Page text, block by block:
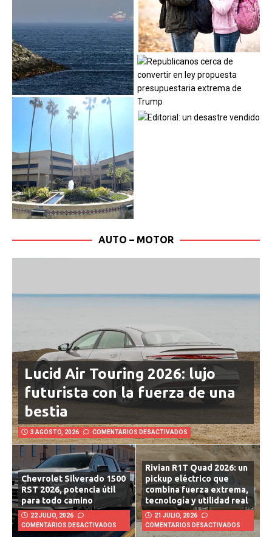
Lucid Air Touring 2026: lujo
futurista con la fuerza de una
bestia
3 AGOSTO, 2026 COMENTARIOS DESACTIVADOS
Chevrolet Silverado 1500
RST 2026, potencia útil
para todo camino
22 JULIO, 2026
COMENTARIOS DESACTIVADOS
Rivian R1T Quad 2026: un
pickup eléctrico que
combina fuerza extrema,
tecnología y utilidad real
21 JULIO, 2026
COMENTARIOS DESACTIVADOS